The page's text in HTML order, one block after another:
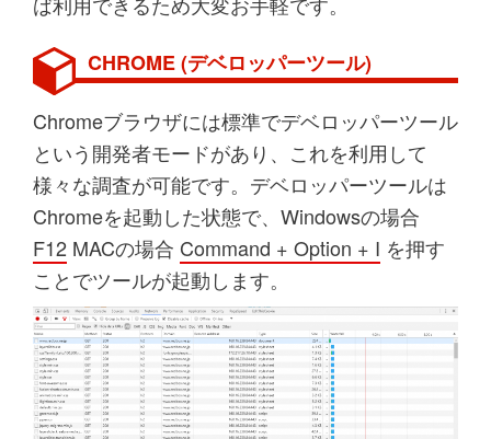
CHROME (デベロッパーツール)
Chromeブラウザには標準でデベロッパーツール
という開発者モードがあり、これを利用して
様々な調査が可能です。デベロッパーツールは
Chromeを起動した状態で、Windowsの場合
F12 MACの場合 Command + Option + I を押す
ことでツールが起動します。